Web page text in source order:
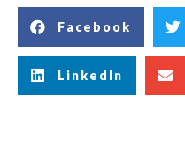
Facebook
LinkedIn